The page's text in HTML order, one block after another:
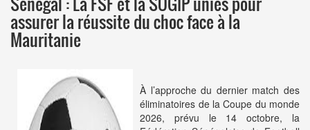
assurer la réussite du choc face à la
Mauritanie
À l’approche du dernier match des
éliminatoires de la Coupe du monde
2026, prévu le 14 octobre, la